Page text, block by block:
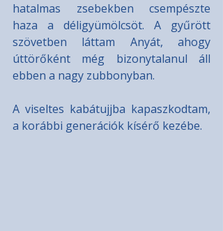
hatalmas zsebekben csempészte
haza a déligyümölcsöt. A gyűrött
szövetben láttam Anyát, ahogy
úttörőként még bizonytalanul áll
ebben a nagy zubbonyban.
A viseltes kabátujjba kapaszkodtam,
a korábbi generációk kísérő kezébe.